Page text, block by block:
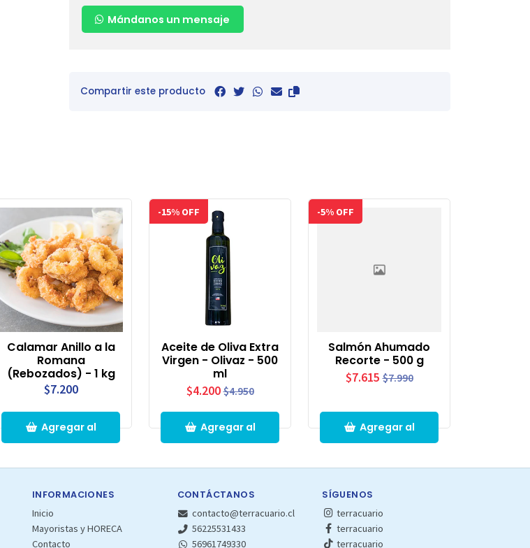
Mándanos un mensaje
Compartir este producto
Calamar Anillo a la
Romana
(Rebozados) - 1 kg
$7.200
Agregar al
-15% OFF
Aceite de Oliva Extra
Virgen - Olivaz - 500
ml
$4.200 $4.950
Agregar al
-5% OFF
Salmón Ahumado
Recorte - 500 g
$7.615 $7.990
Agregar al
INFORMACIONES
Inicio
Mayoristas y HORECA
Contacto
CONTÁCTANOS
contacto@terracuario.cl
56225531433
56961749330
SÍGUENOS
terracuario
terracuario
terracuario